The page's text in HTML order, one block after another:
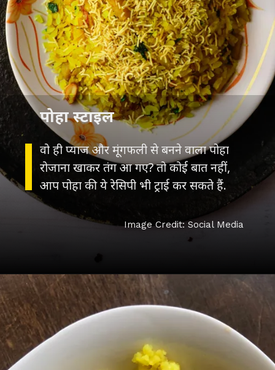
वो ही प्याज और मूंगफली से बनने वाला पोहा
रोजाना खाकर तंग आ गए? तो कोई बात नहीं,
पोहा स्टाइल